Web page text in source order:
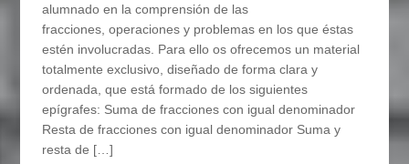
alumnado en la comprensión de las
fracciones, operaciones y problemas en los que éstas
estén involucradas. Para ello os ofrecemos un material
totalmente exclusivo, diseñado de forma clara y
ordenada, que está formado de los siguientes
epígrafes: Suma de fracciones con igual denominador
Resta de fracciones con igual denominador Suma y
resta de […]